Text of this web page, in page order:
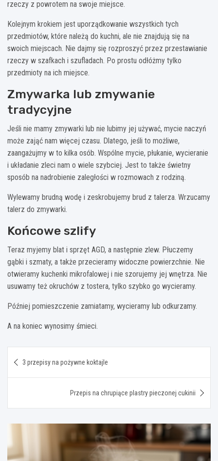
rzeczy z powrotem na swoje miejsce.
Kolejnym krokiem jest uporządkowanie wszystkich tych
przedmiotów, które należą do kuchni, ale nie znajdują się na
swoich miejscach. Nie dajmy się rozproszyć przez przestawianie
rzeczy w szafkach i szufladach. Po prostu odłóżmy tylko
przedmioty na ich miejsce.
Zmywarka lub zmywanie
tradycyjne
Jeśli nie mamy zmywarki lub nie lubimy jej używać, mycie naczyń
może zająć nam więcej czasu. Dlatego, jeśli to możliwe,
zaangażujmy w to kilka osób. Wspólne mycie, płukanie, wycieranie
i układanie zleci nam o wiele szybciej. Jest to także świetny
sposób na nadrobienie zaległości w rozmowach z rodziną.
Wylewamy brudną wodę i zeskrobujemy brud z talerza. Wrzucamy
talerz do zmywarki.
Końcowe szlify
Teraz myjemy blat i sprzęt AGD, a następnie zlew. Płuczemy
gąbki i szmaty, a także przecieramy widoczne powierzchnie. Nie
otwieramy kuchenki mikrofalowej i nie szorujemy jej wnętrza. Nie
usuwamy też okruchów z tostera, tylko szybko go wycieramy.
Później pomieszczenie zamiatamy, wycieramy lub odkurzamy.
A na koniec wynosimy śmieci.
wpisu
3 przepisy na pożywne koktajle
Przepis na chrupiące plastry pieczonej cukinii